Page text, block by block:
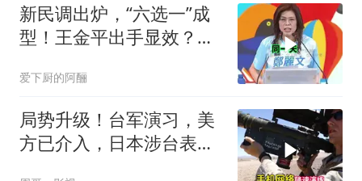
新民调出炉，“六选一”成
型！王金平出手显效？蓝
爱下厨的阿酾
局势升级！台军演习，美
方已介入，日本涉台表述